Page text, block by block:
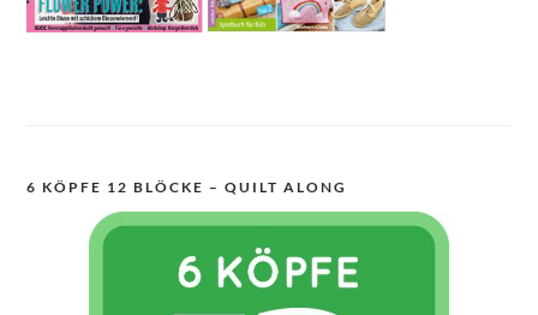
6 KÖPFE 12 BLÖCKE – QUILT ALONG